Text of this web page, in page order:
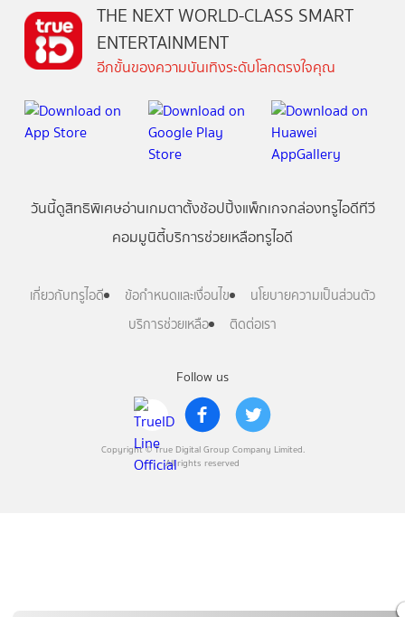
Follow us
Copyright © True Digital Group Company Limited.
All rights reserved
THE NEXT WORLD-CLASS SMART
ENTERTAINMENT
อีกขั้นของความบันเทิงระดับโลกตรงใจคุณ
วันนี้ดูสิทธิพิเศษอ่านเกมตาตั้งช้อปปิ้งแพ็กเกจกล่องทรูไอดีทีวี
คอมมูนิตี้บริการช่วยเหลือทรูไอดี
เกี่ยวกับทรูไอดี ข้อกำหนดและเงื่อนไข
นโยบายความเป็นส่วนตัว
บริการช่วยเหลือ
ติดต่อเรา